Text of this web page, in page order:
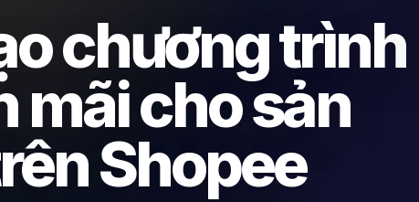
chương trình
mãi cho sản
Shopee